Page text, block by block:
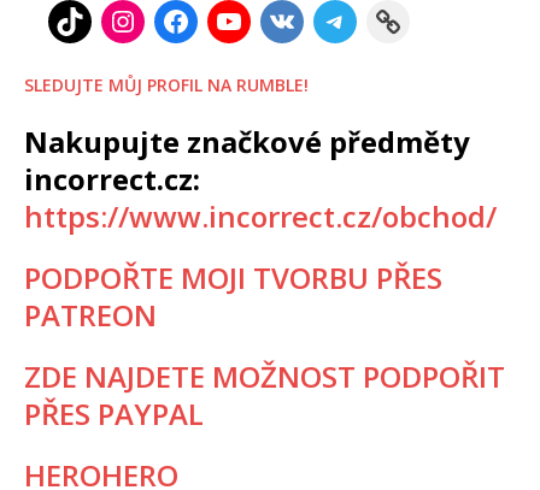
SLEDUJTE MŮJ PROFIL NA RUMBLE!
Nakupujte značkové předměty
incorrect.cz:
https://www.incorrect.cz/obchod/
PODPOŘTE MOJI TVORBU PŘES
PATREON
ZDE NAJDETE MOŽNOST PODPOŘIT
PŘES PAYPAL
HEROHERO